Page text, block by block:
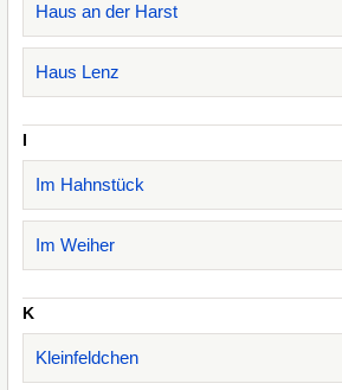
Haus an der Harst
Haus Lenz
I
Im Hahnstück
Im Weiher
K
Kleinfeldchen